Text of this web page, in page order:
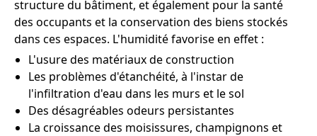
structure du bâtiment, et également pour la santé
des occupants et la conservation des biens stockés
dans ces espaces. L'humidité favorise en effet :
L'usure des matériaux de construction
Les problèmes d'étanchéité, à l'instar de
l'infiltration d'eau dans les murs et le sol
Des désagréables odeurs persistantes
La croissance des moisissures, champignons et